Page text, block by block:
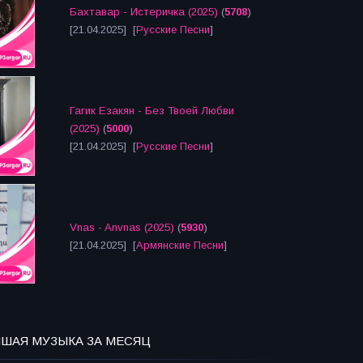
Бахтавар - Истеричка (2025) (5708)
[21.04.2025] [Русские Песни]
Гагик Езакян - Без Твоей Любви
(2025) (5000)
[21.04.2025] [Русские Песни]
Vnas - Anvnas (2025) (5930)
[21.04.2025] [Армянские Песни]
МУЗЫКА ЗА МЕСЯЦ